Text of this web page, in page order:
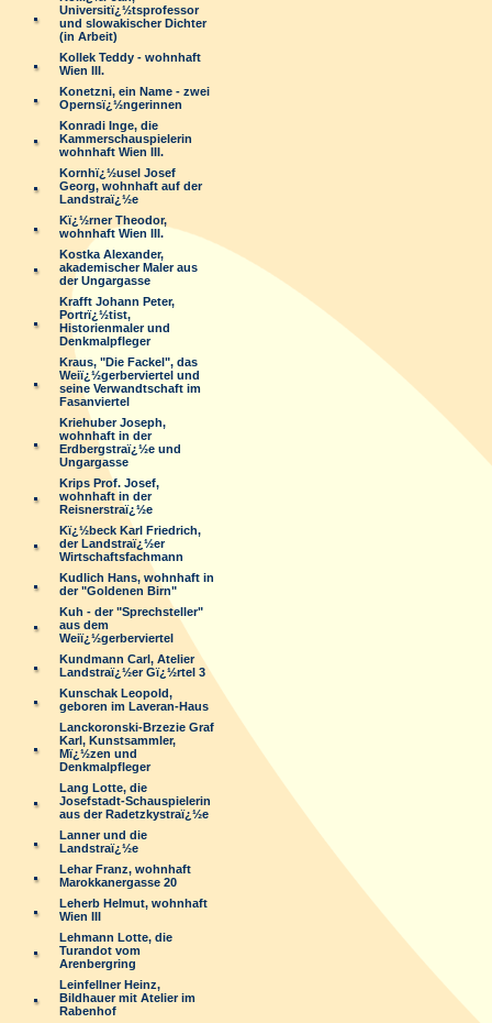
Universitï¿½tsprofessor
und slowakischer Dichter
(in Arbeit)
Kollek Teddy - wohnhaft
Wien III.
Konetzni, ein Name - zwei
Opernsï¿½ngerinnen
Konradi Inge, die
Kammerschauspielerin
wohnhaft Wien III.
Kornhï¿½usel Josef
Georg, wohnhaft auf der
Landstraï¿½e
Kï¿½rner Theodor,
wohnhaft Wien III.
Kostka Alexander,
akademischer Maler aus
der Ungargasse
Krafft Johann Peter,
Portrï¿½tist,
Historienmaler und
Denkmalpfleger
Kraus, "Die Fackel", das
Weiï¿½gerberviertel und
seine Verwandtschaft im
Fasanviertel
Kriehuber Joseph,
wohnhaft in der
Erdbergstraï¿½e und
Ungargasse
Krips Prof. Josef,
wohnhaft in der
Reisnerstraï¿½e
Kï¿½beck Karl Friedrich,
der Landstraï¿½er
Wirtschaftsfachmann
Kudlich Hans, wohnhaft in
der "Goldenen Birn"
Kuh - der "Sprechsteller"
aus dem
Weiï¿½gerberviertel
Kundmann Carl, Atelier
Landstraï¿½er Gï¿½rtel 3
Kunschak Leopold,
geboren im Laveran-Haus
Lanckoronski-Brzezie Graf
Karl, Kunstsammler,
Mï¿½zen und
Denkmalpfleger
Lang Lotte, die
Josefstadt-Schauspielerin
aus der Radetzkystraï¿½e
Lanner und die
Landstraï¿½e
Lehar Franz, wohnhaft
Marokkanergasse 20
Leherb Helmut, wohnhaft
Wien III
Lehmann Lotte, die
Turandot vom
Arenbergring
Leinfellner Heinz,
Bildhauer mit Atelier im
Rabenhof